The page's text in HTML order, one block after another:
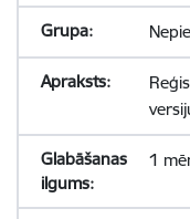
1